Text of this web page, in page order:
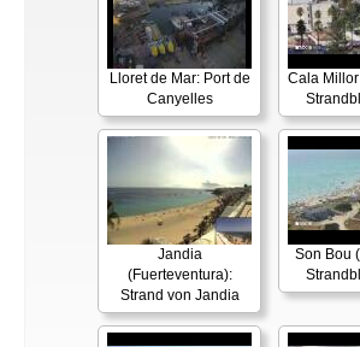
Lloret de Mar: Port de
Canyelles
Cala
Jandia
(Fuerteventura):
Strand von Jandia
Son Bou